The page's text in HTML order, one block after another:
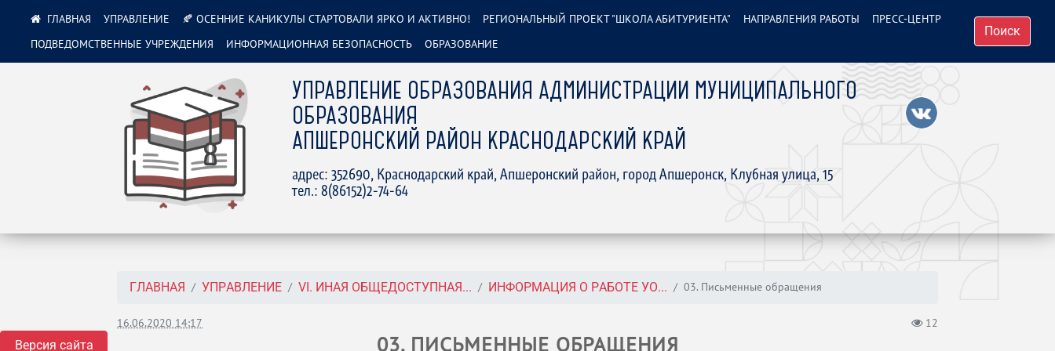
Версия сайта
УПРАВЛЕНИЕ ОБРАЗОВАНИЯ АДМИНИСТРАЦИИ МУНИЦИПАЛЬНОГО
ОБРАЗОВАНИЯ
АПШЕРОНСКИЙ РАЙОН КРАСНОДАРСКИЙ КРАЙ
адрес: 352690, Краснодарский край, Апшеронский район, город Апшеронск, Клубная улица, 15
тел.: 8(86152)2-74-64
УПРАВЛЕНИЕ 🍂 ОСЕННИЕ КАНИКУЛЫ СТАРТОВАЛИ ЯРКО И АКТИВНО! РЕГИОНАЛЬНЫЙ ПРОЕКТ "ШКОЛА АБИТУРИЕНТА" НАПРАВЛЕНИЯ РАБОТЫ
ПРЕСС-ЦЕНТР
ПОДВЕДОМСТВЕННЫЕ УЧРЕЖДЕНИЯ
ИНФОРМАЦИОННАЯ БЕЗОПАСНОСТЬ ОБРАЗОВАНИЕ
Поиск
ГЛАВНАЯ УПРАВЛЕНИЕ VI. ИНАЯ ОБЩЕДОСТУПНАЯ... ИНФОРМАЦИЯ О РАБОТЕ УО... 03. Письменные обращения
16.06.2020 14:17 12
03. ПИСЬМЕННЫЕ ОБРАЩЕНИЯ